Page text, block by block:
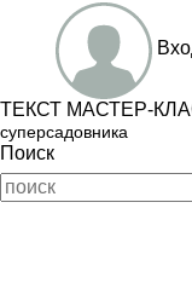
ТЕКСТ МАСТЕР-
суперсадовника
Поиск